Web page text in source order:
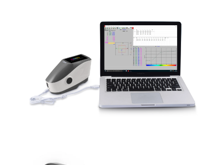
sind abhängig von Änderung ohne
vorherige Ankündigung.